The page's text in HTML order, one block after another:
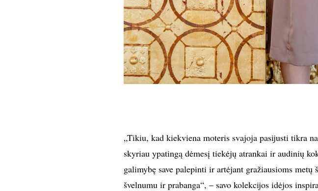
„Tikiu, kad kiekviena moteris svajoja pasijusti tikra
skyriau ypatingą dėmesį tiekėjų atrankai ir audinių
galimybę save palepinti ir artėjant gražiausioms metų
švelnumu ir prabanga“, – savo kolekcijos idėjos